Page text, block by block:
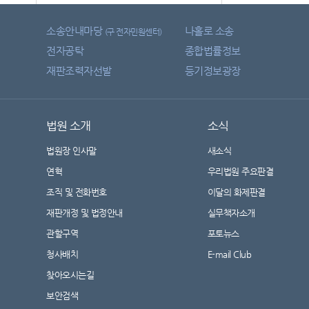
소송안내마당 (구 전자민원센터) 나홀로 소송
전자공탁
종합법률정보
재판조력자선발
등기정보광장
법원 소개
법원장 인사말
연혁
조직 및 전화번호
재판개정 및 법정안내
관할구역
청사배치
찾아오시는길
보안검색
소식
새소식
우리법원 주요판결
이달의 화제판결
실무책자소개
포토뉴스
E-mail Club